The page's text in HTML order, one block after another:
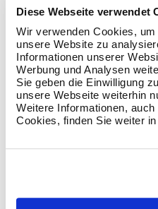
Diese Webseite verwendet
Wir verwenden Cookies,
unsere Website zu
Informationen unserer
Werbung und Analysen
Sie geben die Einwilligung
unsere Webseite weiterhin
Weitere Informationen,
Cookies, finden Sie weiter
ab.
Als
Höhenformel
Formel wird eine
Temperaturabnahme
Wert von 0,0065 K/m
Jahreszeit variieren kann.